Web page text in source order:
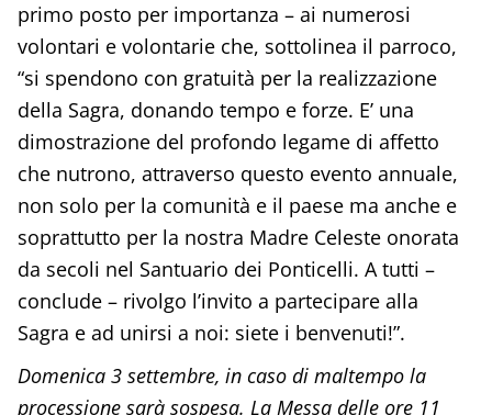
primo posto per importanza – ai numerosi
volontari e volontarie che, sottolinea il parroco,
“si spendono con gratuità per la realizzazione
della Sagra, donando tempo e forze. E’ una
dimostrazione del profondo legame di affetto
che nutrono, attraverso questo evento annuale,
non solo per la comunità e il paese ma anche e
soprattutto per la nostra Madre Celeste onorata
da secoli nel Santuario dei Ponticelli. A tutti –
conclude – rivolgo l’invito a partecipare alla
Sagra e ad unirsi a noi: siete i benvenuti!”.
Domenica 3 settembre, in caso di maltempo la
processione sarà sospesa. La Messa delle ore 11